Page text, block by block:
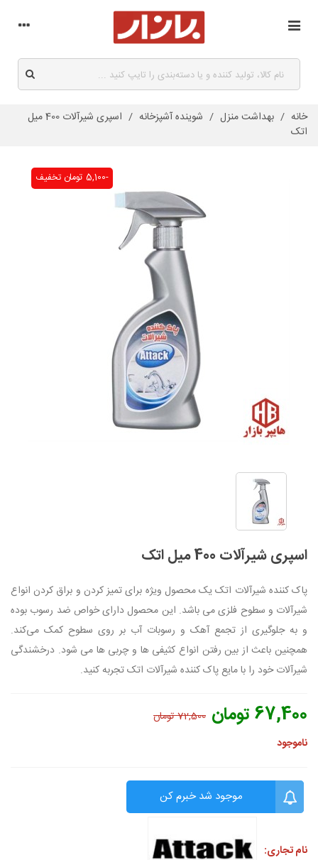
خانه / بهداشت منزل / شوینده آشپزخانه /
اسپری شیرآلات 400 میل
اتک
تخفیف -5,100 تومان
اسپری شیرآلات 400 میل اتک
پاک کننده شیرآلات اتک یک محصول ویژه برای تمیز کردن و براق کردن انواع
شیرآلات و سطوح فلزی می باشد. این محصول دارای خواص ضد رسوب بوده
و به جلوگیری از تجمع آهک و رسوبات آب بر روی سطوح کمک می‌کند.
همچنین باعث از بین رفتن انواع کثیفی ها و چربی ها می شود. درخشندگی
شیرآلات خود را با مایع پاک کننده شیرآلات اتک تجربه کنید.
67,400 تومان
72,500 تومان
ناموجود
موجود شد خبرم کن
نام تجاری: